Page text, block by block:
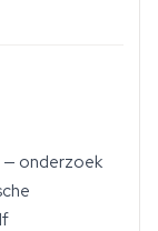
— onderzoek